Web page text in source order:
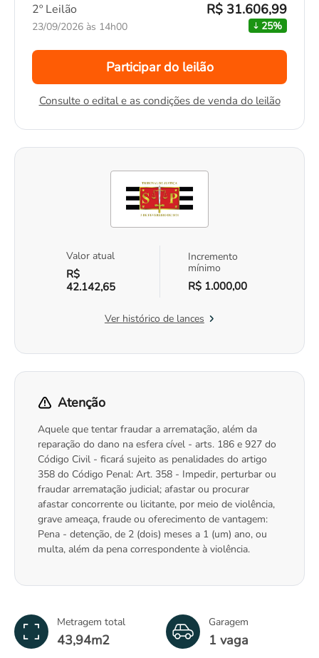
2º Leilão R$ 31.606,99
23/09/2026 às 14h00 25%
Participar do leilão
Consulte o edital e as condições de venda do leilão
Valor atual
R$
42.142,65
Incremento
mínimo
R$ 1.000,00
Ver histórico de lances
Atenção
Aquele que tentar fraudar a arrematação, além da
reparação do dano na esfera cível - arts. 186 e 927 do
Código Civil - ficará sujeito as penalidades do artigo
358 do Código Penal: Art. 358 - Impedir, perturbar ou
fraudar arrematação judicial; afastar ou procurar
afastar concorrente ou licitante, por meio de violência,
grave ameaça, fraude ou oferecimento de vantagem:
Pena - detenção, de 2 (dois) meses a 1 (um) ano, ou
multa, além da pena correspondente à violência.
Metragem total
43,94m2
Garagem
1 vaga